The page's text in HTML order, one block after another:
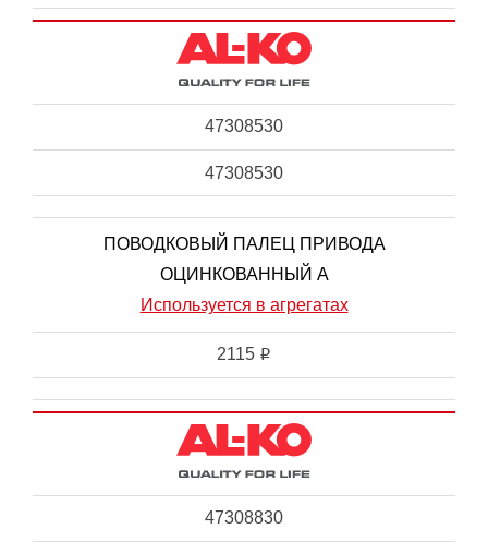
47308530
47308530
ПОВОДКОВЫЙ ПАЛЕЦ ПРИВОДА
ОЦИНКОВАННЫЙ А
Используется в агрегатах
2115 i
47308830